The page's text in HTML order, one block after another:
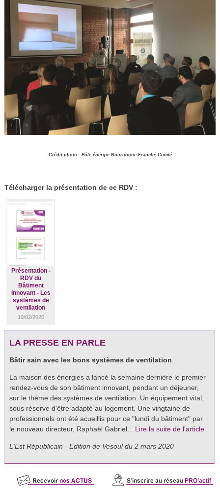
Crédit photo : Pôle énergie Bourgogne-Franche-Comté
Télécharger la présentation de ce RDV :
Présentation -
RDV du
Bâtiment
Innovant - Les
systèmes de
ventilation
10/02/2020
LA PRESSE EN PARLE
Bâtir sain avec les bons systèmes de ventilation
La maison des énergies a lancé la semaine dernière le premier
rendez-vous de son bâtiment innovant, pendant un déjeuner,
sur le thème des systèmes de ventilation. Un équipement vital,
sous réserve d'être adapté au logement. Une vingtaine de
professionnels ont été acueillis pour ce "lundi du bâtiment" par
le nouveau directeur, Raphaël Gabriel... Lire la suite de l'article
L'Est Républicain - Edition de Vesoul du 2 mars 2020